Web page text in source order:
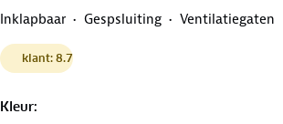
Inklapbaar Gespsluiting Ventilatiegaten
klant: 8.7
Kleur: